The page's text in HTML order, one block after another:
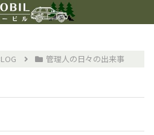
管理人の日々の出来事